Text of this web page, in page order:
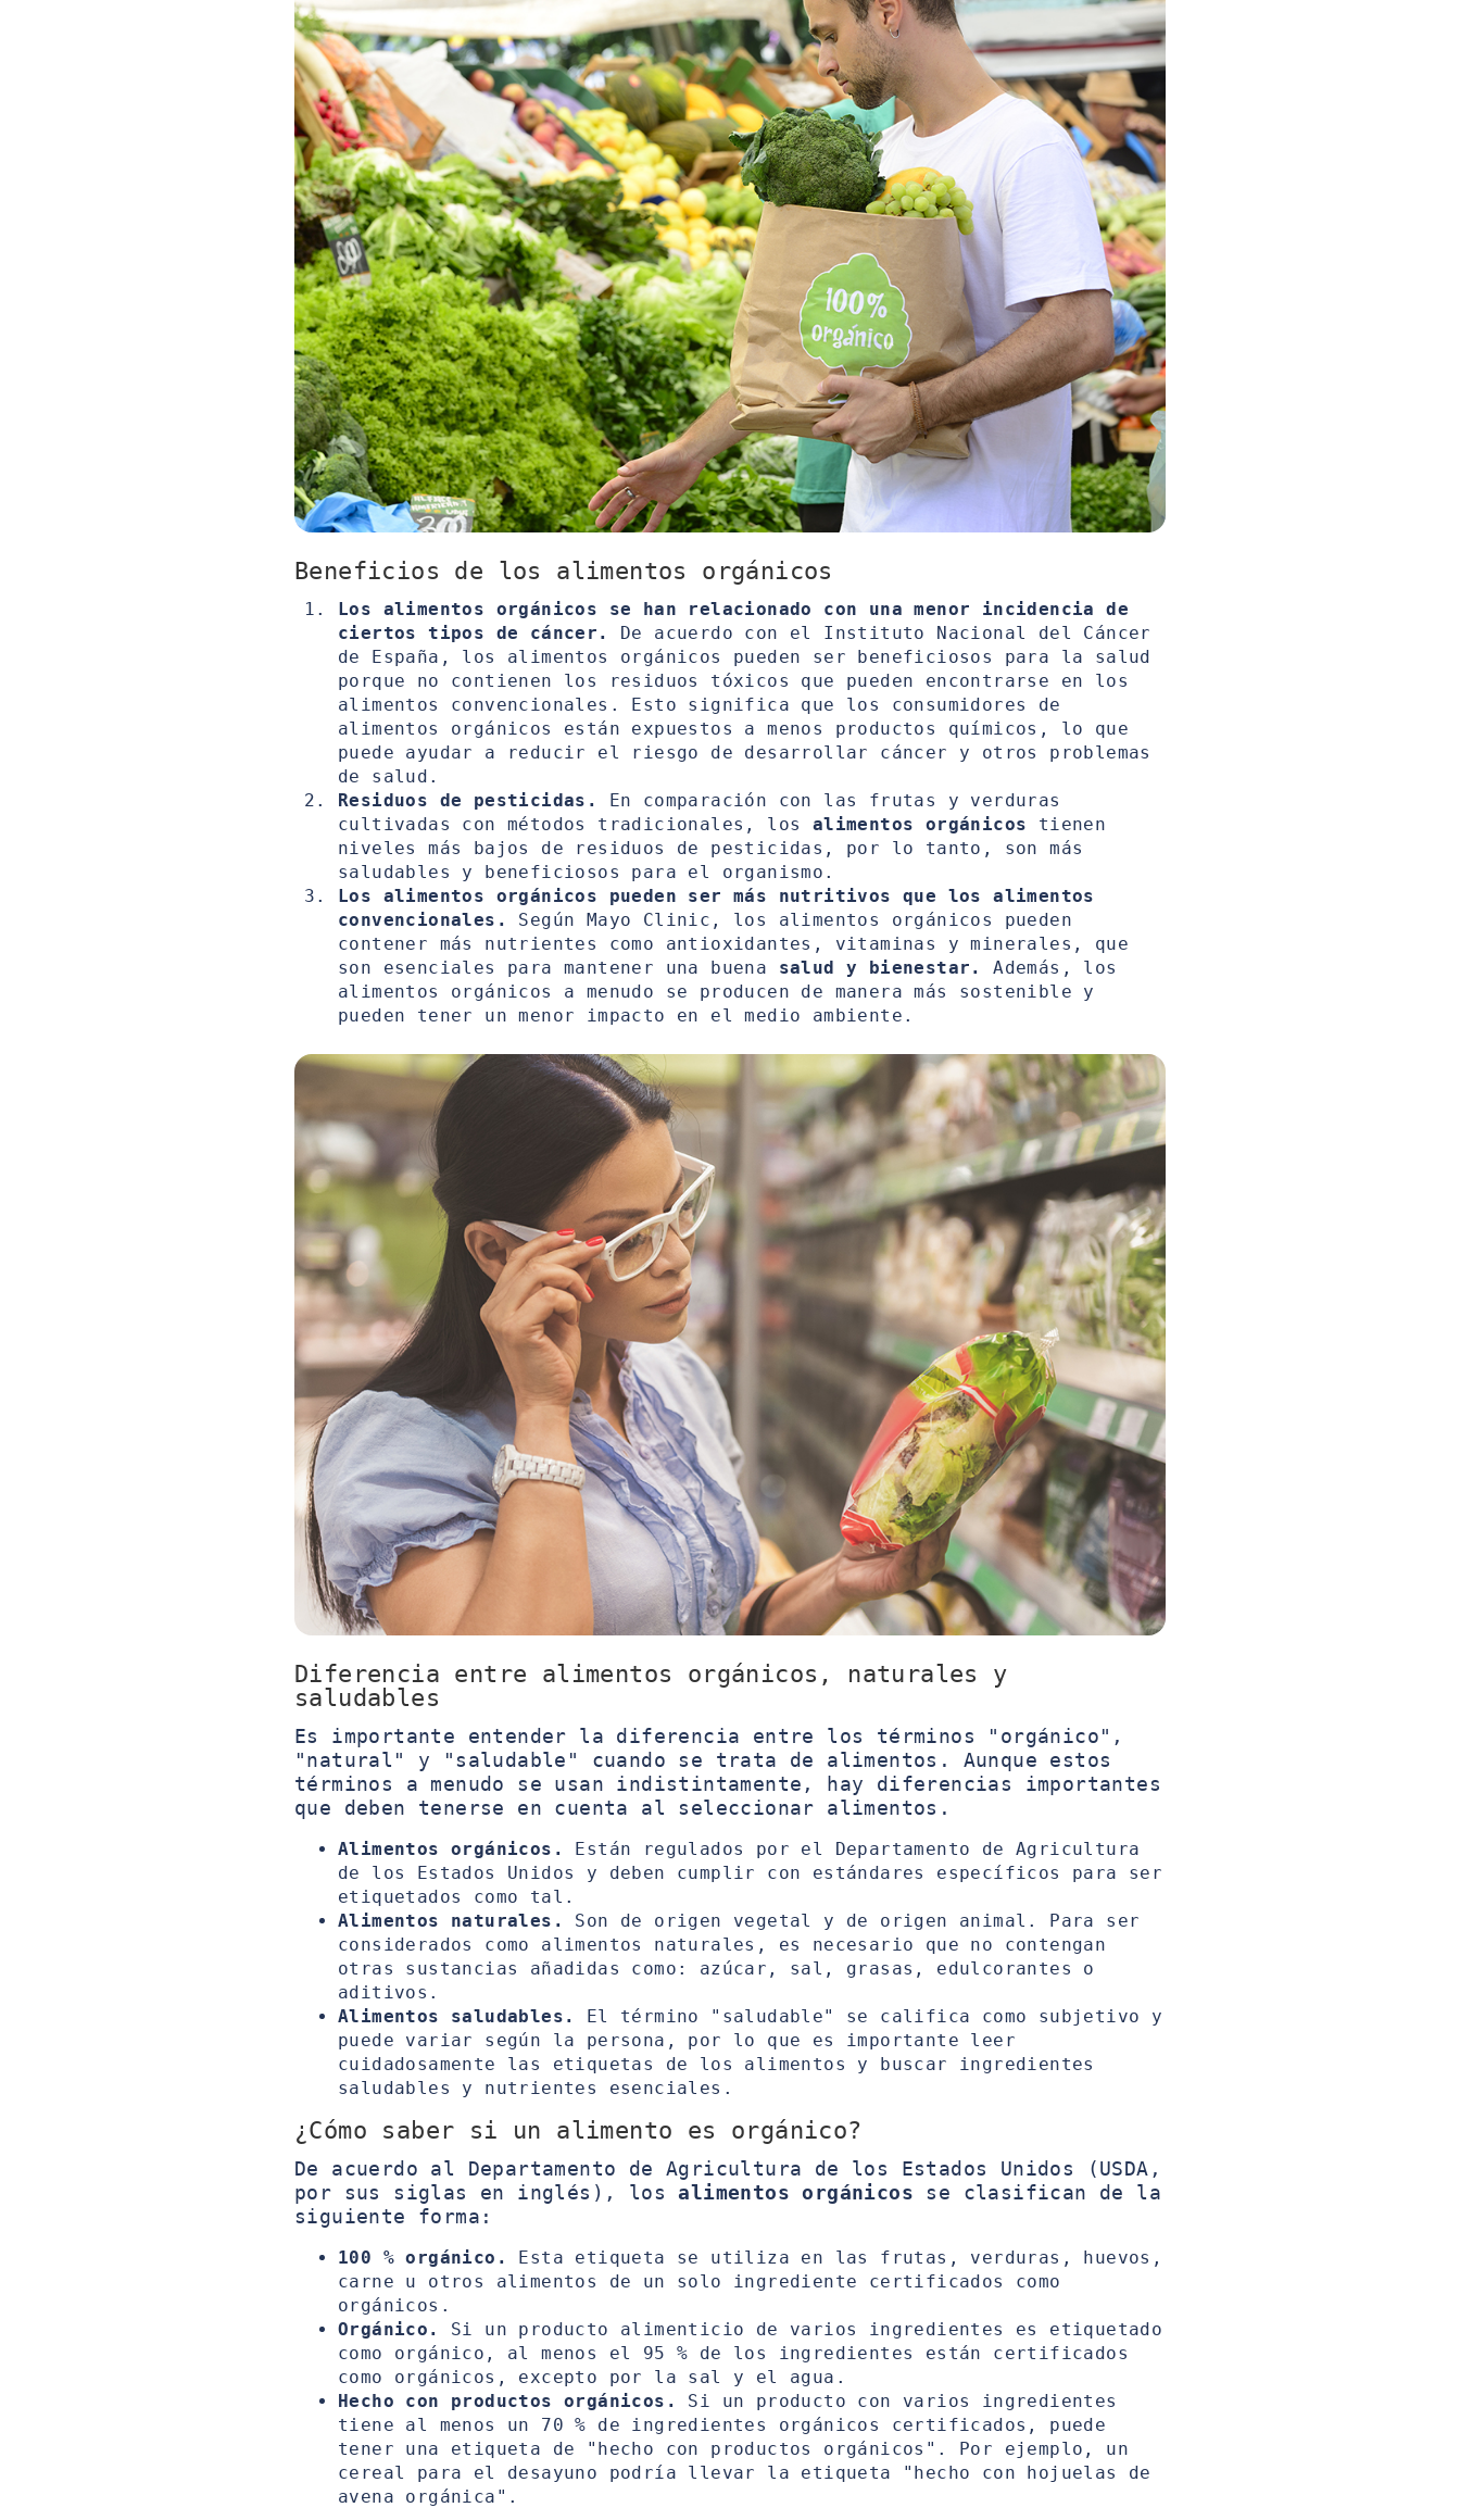
Beneficios de los alimentos orgánicos
Los alimentos orgánicos se han relacionado con una menor incidencia de
ciertos tipos de cáncer.
De acuerdo con el Instituto Nacional del Cáncer
de España, los alimentos orgánicos pueden ser beneficiosos para la salud
porque no contienen los residuos tóxicos que pueden encontrarse en los
alimentos convencionales. Esto significa que los consumidores de
alimentos orgánicos están expuestos a menos productos químicos, lo que
puede ayudar a reducir el riesgo de desarrollar cáncer y otros problemas
de salud.
Residuos de pesticidas.
En comparación con las frutas y verduras
cultivadas con métodos tradicionales, los alimentos orgánicos tienen
niveles más bajos de residuos de pesticidas, por lo tanto, son más
saludables y beneficiosos para el organismo.
Los alimentos orgánicos pueden ser más nutritivos que los alimentos
convencionales.
Según Mayo Clinic, los alimentos orgánicos pueden
contener más nutrientes como antioxidantes, vitaminas y minerales, que
son esenciales para mantener una buena salud y bienestar.
Además, los
alimentos orgánicos a menudo se producen de manera más sostenible y
pueden tener un menor impacto en el medio ambiente.
Diferencia entre alimentos orgánicos, naturales y
saludables
Es importante entender la diferencia entre los términos "orgánico",
"natural" y "saludable" cuando se trata de alimentos. Aunque estos
términos a menudo se usan indistintamente, hay diferencias importantes
que deben tenerse en cuenta al seleccionar alimentos.
Alimentos orgánicos.
Están regulados por el Departamento de Agricultura
de los Estados Unidos y deben cumplir con estándares específicos para ser
etiquetados como tal.
Alimentos naturales.
Son de origen vegetal y de origen animal. Para ser
considerados como alimentos naturales, es necesario que no contengan
otras sustancias añadidas como: azúcar, sal, grasas, edulcorantes o
aditivos.
Alimentos saludables.
El término "saludable" se califica como subjetivo y
puede variar según la persona, por lo que es importante leer
cuidadosamente las etiquetas de los alimentos y buscar ingredientes
saludables y nutrientes esenciales.
¿Cómo saber si un alimento es orgánico?
De acuerdo al Departamento de Agricultura de los Estados Unidos (USDA,
por sus siglas en inglés), losalimentos orgánicos se clasifican de la
siguiente forma:
100 % orgánico.
Esta etiqueta se utiliza en las frutas, verduras, huevos,
carne u otros alimentos de un solo ingrediente certificados como
orgánicos.
Orgánico.
Si un producto alimenticio de varios ingredientes es etiquetado
como orgánico, al menos el 95 % de los ingredientes están certificados
como orgánicos, excepto por la sal y el agua.
Hecho con productos orgánicos.
Si un producto con varios ingredientes
tiene al menos un 70 % de ingredientes orgánicos certificados, puede
tener una etiqueta de "hecho con productos orgánicos". Por ejemplo, un
cereal para el desayuno podría llevar la etiqueta "hecho con hojuelas de
avena orgánica".